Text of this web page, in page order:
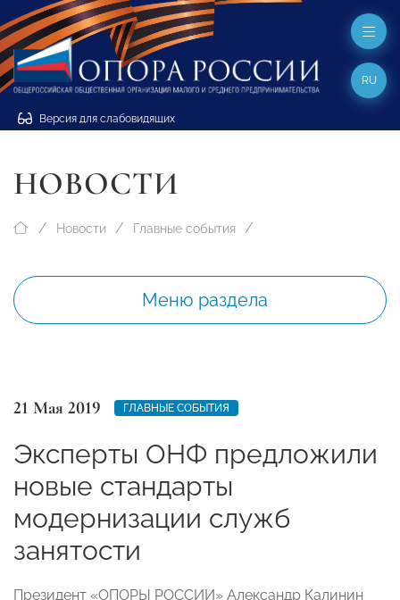
Версия для слабовидящих
RU
НОВОСТИ
Новости Главные события
Меню раздела
21 Мая 2019 ГЛАВНЫЕ СОБЫТИЯ
Эксперты ОНФ предложили
новые стандарты
модернизации служб
занятости
Президент «ОПОРЫ РОССИИ» Александр Калинин